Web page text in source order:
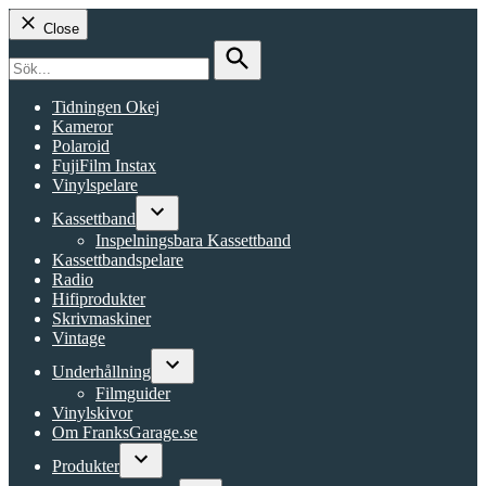
Close
for:
Search
Tidningen Okej
Kameror
Polaroid
FujiFilm Instax
Vinylspelare
Kassettband
Open
dropdown
menu
Inspelningsbara Kassettband
Kassettbandspelare
Radio
Hifiprodukter
Skrivmaskiner
Vintage
Underhållning
Open
Filmguider
Vinylskivor
Om FranksGarage.se
Produkter
Open